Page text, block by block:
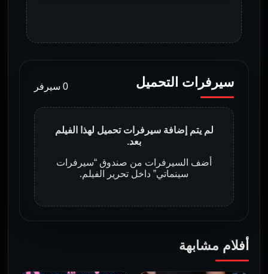
سيرفرات التحميل 0 سيرفر
لم يتم إضافة سيرفرات تحميل لهذا الفيلم
بعد.
أضف السيرفرات من صندوق “سيرفرات
سينماتي” داخل تحرير الفيلم.
أفلام مشابهة